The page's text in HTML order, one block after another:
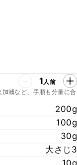
1人前
減など、手順も分量に合
200g
100g
30g
大さじ3
10g